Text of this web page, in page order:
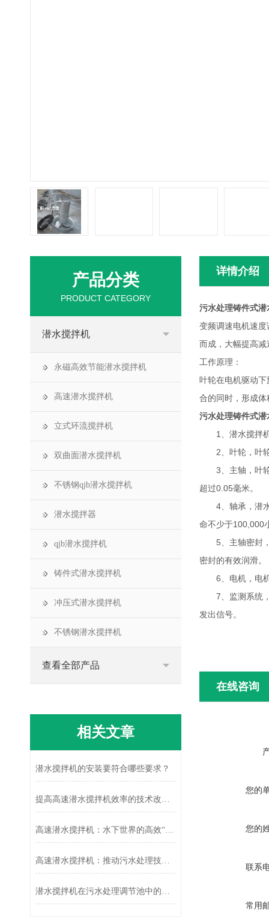
详情介绍
污水处理铸件式潜
变频调速电机速
而成，大幅提高
工作原理：
叶轮在电机驱动
合的同时，形成
污水处理铸件式潜
1、潜水搅拌机
2、叶轮，叶轮
3、主轴，叶轮
超过0.05毫米。
4、轴承，潜水
命不少于100,000
5、主轴密封，
密封的有效润滑。
6、电机，电机
7、监测系统，
发出信号。
在线咨询
您的
您的
联系
常用
产品分类
PRODUCT CATEGORY
潜水搅拌机
永磁高效节能潜水搅拌机
高速潜水搅拌机
立式环流搅拌机
双曲面潜水搅拌机
不锈钢qjb潜水搅拌机
潜水搅拌器
qjb潜水搅拌机
铸件式潜水搅拌机
冲压式潜水搅拌机
不锈钢潜水搅拌机
查看全部产品
相关文章
潜水搅拌机的安装要符合哪些要求？
提高高速潜水搅拌机效率的技术改进与应用
高速潜水搅拌机：水下世界的高效“搅拌能手”
高速潜水搅拌机：推动污水处理技术革新
潜水搅拌机在污水处理调节池中的应用及效果分析